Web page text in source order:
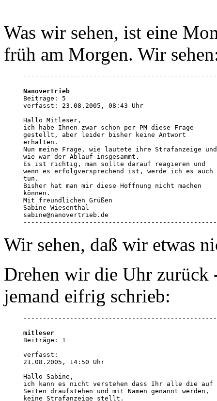
Was wir sehen, ist eine
früh am Morgen. Wir
Nanovertrieb
Beiträge: 5
verfasst: 23.08.2005, 08:43 Uhr
Hallo Mitleser,
ich habe Ihnen zwar schon per PM diese Frage
gestellt, aber leider bisher keine Antwort
erhalten.
Nun meine Frage, wie lautete ihre Strafanzeige
wie war der Ablauf insgesammt.
Es ist richtig, man sollte darauf reagieren und
wenn es erfolgversprechend ist, werde ich es auch
tun.
Bisher hat man mir diese Hoffnung nicht machen
können.
Mit freundlichen Grüßen
Sabine Wiesenthal
sabine@nanovertrieb.de
Wir sehen, daß wir etwas
Drehen wir die Uhr zurück
jemand eifrig schrieb:
mitleser
Beiträge: 1
verfasst:
21.08.2005, 14:50 Uhr
Hallo Sabine,
ich kann es nicht verstehen dass Ihr alle die auf
Seiten draufstehen und mit Namen genannt werden,